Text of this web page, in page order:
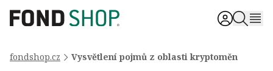
fondshop.cz Vysvětlení pojmů z oblasti kryptoměn